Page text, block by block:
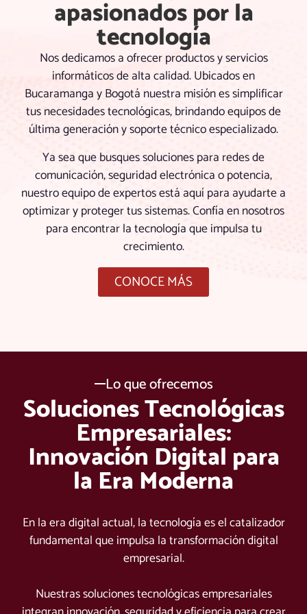
apasionados por la
tecnología
Nos dedicamos a ofrecer productos y servicios
informáticos de alta calidad. Ubicados en
Bucaramanga y Bogotá nuestra misión es simplificar
tus necesidades tecnológicas, brindando equipos de
última generación y soporte técnico especializado.
Ya sea que busques soluciones para redes de
comunicación, seguridad electrónica o potencia,
nuestro equipo de expertos está aquí para ayudarte a
optimizar y proteger tus sistemas. Confía en nosotros
para encontrar la tecnología que impulsa tu
crecimiento.
CONOCE MÁS
Lo que ofrecemos
Soluciones Tecnológicas
Empresariales:
Innovación Digital para
la Era Moderna
En la era digital actual, la tecnología es el catalizador
fundamental que impulsa la transformación digital
empresarial.
Nuestras soluciones tecnológicas empresariales
0
1
2
3
4
5
7
8
9
0
1
2
3
4
0
1
2
4
5
6
7
8
9
3
4
5
6
8
9
0
1
2
0
8
6
4
2
0
8
1
9
7
5
3
1
9
6
6
7
7
7
7
8
8
9
9
9
0
0
0
1
2
4
5
0
2
3
4
6
7
9
7
5
3
1
9
7
5
3
1
9
5
3
1
9
7
5
3
1
0
4
8
2
7
3
1
6
0
4
8
6